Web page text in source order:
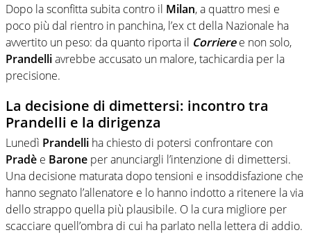
Dopo la sconfitta subita contro il Milan, a quattro mesi e
poco più dal rientro in panchina, l’ex ct della Nazionale ha
avvertito un peso: da quanto riporta il Corriere e non solo,
Prandelliavrebbe accusato un malore, tachicardia per la
precisione.
La decisione di dimettersi: incontro tra
Prandelli e la dirigenza
Lunedì Prandelli ha chiesto di potersi confrontare con
Pradè e Barone per anunciargli l’intenzione di dimettersi.
Una decisione maturata dopo tensioni e insoddisfazione che
hanno segnato l’allenatore e lo hanno indotto a ritenere la via
dello strappo quella più plausibile. O la cura migliore per
scacciare quell’ombra di cui ha parlato nella lettera di addio.